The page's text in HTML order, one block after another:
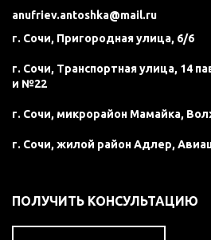
anufriev.antoshka@mail.ru
г. Сочи, Пригородная улица, 6/6
г. Сочи, Транспортная улица, 14
и №22
г. Сочи, микрорайон Мамайка,
г. Сочи, жилой район Адлер,
ПОЛУЧИТЬ КОНСУЛЬТАЦИЮ